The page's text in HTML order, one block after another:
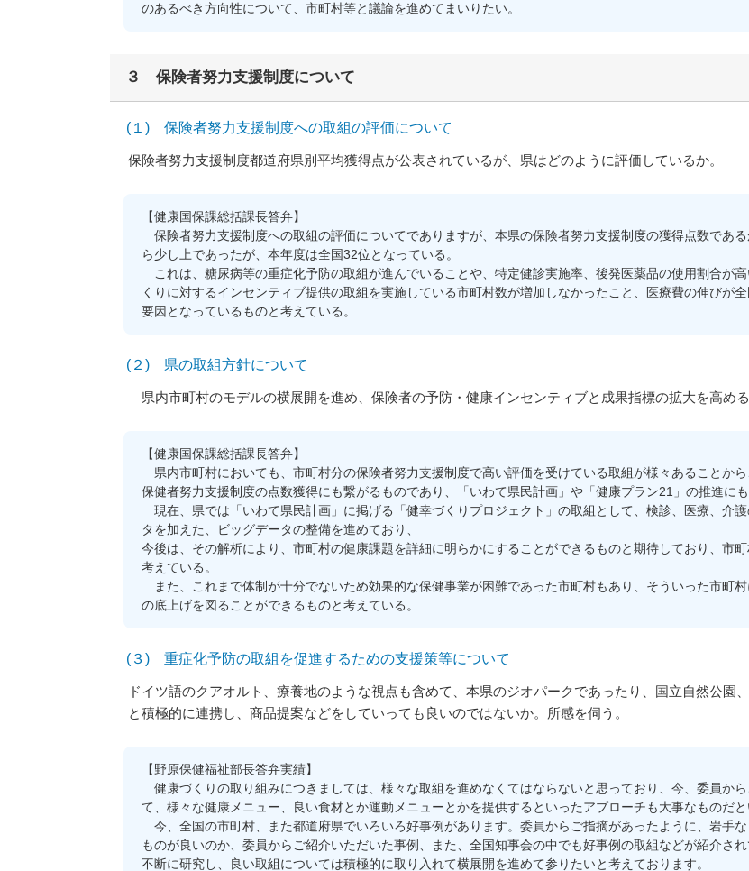
のあるべき方向性について、市町村等と議論を進めてまいりたい。
３ 保険者努力支援制度について
(１) 保険者努力支援制度への取組の評価について
保険者努力支援制度都道府県別平均獲得点が公表されているが、県はどのように評価しているか。
【健康国保課総括課長答弁】
保険者努力支援制度への取組の評価についてでありますが、本県の保険者努力支援制度の獲得点数であ
ら少し上であったが、本年度は全国32位となっている。
これは、糖尿病等の重症化予防の取組が進んでいることや、特定健診実施率、後発医薬品の使用割合が
くりに対するインセンティブ提供の取組を実施している市町村数が増加しなかったこと、医療費の伸びが
要因となっているものと考えている。
(２) 県の取組方針について
県内市町村のモデルの横展開を進め、保険者の予防・健康インセンティブと成果指標の拡大を高め
【健康国保課総括課長答弁】
県内市町村においても、市町村分の保険者努力支援制度で高い評価を受けている取組が様々あることか
保健者努力支援制度の点数獲得にも繋がるものであり、「いわて県民計画」や「健康プラン21」の推進に
現在、県では「いわて県民計画」に掲げる「健幸づくりプロジェクト」の取組として、検診、医療、介
タを加えた、ビッグデータの整備を進めており、
今後は、その解析により、市町村の健康課題を詳細に明らかにすることができるものと期待しており、市
考えている。
また、これまで体制が十分でないため効果的な保健事業が困難であった市町村もあり、そういった市町
の底上げを図ることができるものと考えている。
(３) 重症化予防の取組を促進するための支援策等について
ドイツ語のクアオルト、療養地のような視点も含めて、本県のジオパークであったり、国立自然公園
と積極的に連携し、商品提案などをしていっても良いのではないか。所感を伺う。
【野原保健福祉部長答弁実績】
健康づくりの取り組みにつきましては、様々な取組を進めなくてはならないと思っており、今、委員か
て、様々な健康メニュー、良い食材とか運動メニューとかを提供するといったアプローチも大事なものだと
今、全国の市町村、また都道府県でいろいろ好事例があります。委員からご指摘があったように、岩手
ものが良いのか、委員からご紹介いただいた事例、また、全国知事会の中でも好事例の取組などが紹介さ
不断に研究し、良い取組については積極的に取り入れて横展開を進めて参りたいと考えております。